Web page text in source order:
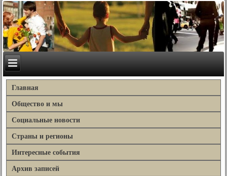
Главная
Общество и мы
Социальные новости
Страны и регионы
Интересные события
Архив записей